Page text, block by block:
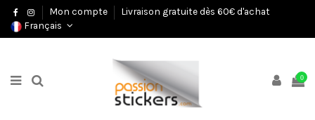
Mon compte
Livraison gratuite dès 60€ d'achat
Français
0